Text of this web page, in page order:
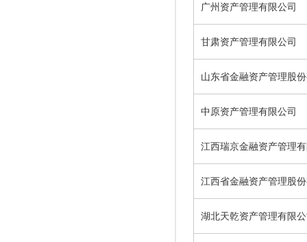
广州资产管理有限公司
甘肃资产管理有限公司
山东省金融资产管理股
中原资产管理有限公司
江西瑞京金融资产管理
江西省金融资产管理股
湖北天乾资产管理有限